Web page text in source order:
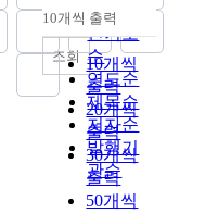
순
인기도
순
연도순
제목순
저자순
발행기
관순
내림차순
10개씩 출력
10개씩
출력
20개씩
출력
30개씩
출력
50개씩
조회